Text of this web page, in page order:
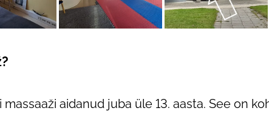
aidanud juba üle 13. aasta. See on